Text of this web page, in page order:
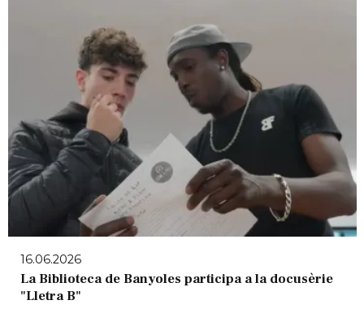
16.06.2026
La Biblioteca de Banyoles participa a la docusèrie
"Lletra B"